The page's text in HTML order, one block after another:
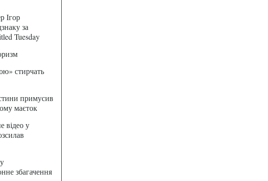
Ігор
за
Tuesday
стирчать
примусив
маєток
відео у
збагачення